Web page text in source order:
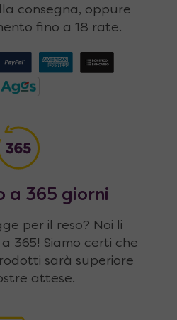
consegna, oppure
fino a 18 rate.
a 365 giorni
per il reso? Noi li
365! Siamo certi che
sarà superiore
attese.